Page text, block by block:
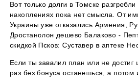
Вот только долги в Томске разгребли
накоплениях пока нет смысла. От
Украины уже отказались Армения,
Дростанолон дешево Балаково -
скидкой Псков: Суставер в аптеке
Если ты завалил план или не достиг
раз без бонуса останешься, а потом